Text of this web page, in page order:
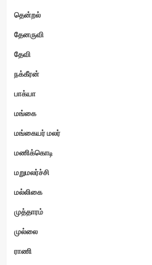
தென்றல்
தேனருவி
தேவி
நக்கீரன்
பாக்யா
மங்கை
மங்கையர் மலர்
மணிக்கொடி
மறுமலர்ச்சி
மல்லிகை
முத்தாரம்
முல்லை
ராணி